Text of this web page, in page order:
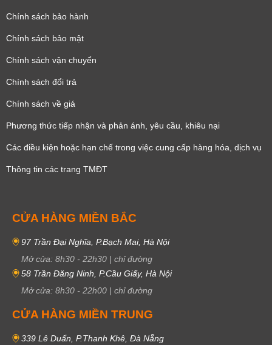
Chính sách bảo hành
Chính sách bảo mật
Chính sách vận chuyển
Chính sách đổi trả
Chính sách về giá
Phương thức tiếp nhận và phản ánh, yêu cầu, khiêu nại
Các điều kiện hoặc hạn chế trong việc cung cấp hàng hóa, dịch vụ
Thông tin các trang TMĐT
CỬA HÀNG MIỀN BẮC
97 Trần Đại Nghĩa, P.Bạch Mai, Hà Nội
Mở cửa: 8h30 - 22h30 | chỉ đường
58 Trần Đăng Ninh, P.Cầu Giấy, Hà Nội
Mở cửa: 8h30 - 22h00 | chỉ đường
CỬA HÀNG MIỀN TRUNG
339 Lê Duẩn, P.Thanh Khê, Đà Nẵng